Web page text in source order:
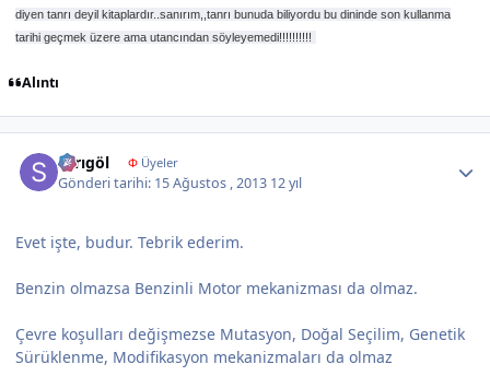
diyen tanrı deyil kitaplardır..sanırım,,tanrı bunuda biliyordu bu dininde son kullanma
tarihi geçmek üzere ama utancından söyleyemedi!!!!!!!!!!
Alıntı
sarıgöl ΦÜyeler
Gönderi tarihi: 15 Ağustos , 2013 12 yıl
Evet işte, budur. Tebrik ederim.
Benzin olmazsa Benzinli Motor mekanizması da olmaz.
Çevre koşulları değişmezse Mutasyon, Doğal Seçilim, Genetik
Sürüklenme, Modifikasyon mekanizmaları da olmaz